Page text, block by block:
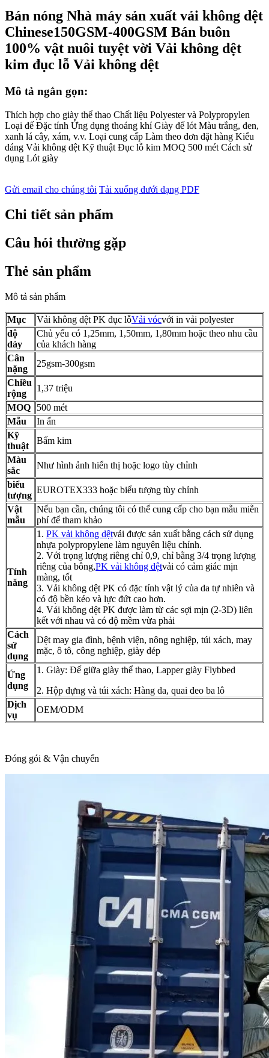
Bán nóng Nhà máy sản xuất vải không dệt
Chinese150GSM-400GSM Bán buôn
100% vật nuôi tuyệt vời Vải không dệt
kim đục lỗ Vải không dệt
Mô tả ngắn gọn:
Thích hợp cho giày thể thao Chất liệu Polyester và Polypropylen
Loại đế Đặc tính Ứng dụng thoáng khí Giày đế lót Màu trắng, đen,
xanh lá cây, xám, v.v. Loại cung cấp Làm theo đơn đặt hàng Kiểu
dáng Vải không dệt Kỹ thuật Đục lỗ kim MOQ 500 mét Cách sử
dụng Lót giày
Gửi email cho chúng tôi Tải xuống dưới dạng PDF
Chi tiết sản phẩm
Câu hỏi thường gặp
Thẻ sản phẩm
Mô tả sản phẩm
Mục Vải không dệt PK đục lỗVải vócvới in vải polyester
độ
dày
Chủ yếu có 1,25mm, 1,50mm, 1,80mm hoặc theo nhu cầu
của khách hàng
Cân
nặng
25gsm-300gsm
Chiều
rộng
1,37 triệu
MOQ
500 mét
Mẫu
In ấn
Kỹ
thuật
Bấm kim
Màu
sắc
Như hình ảnh hiển thị hoặc logo tùy chỉnh
biểu
tượng
EUROTEX333 hoặc biểu tượng tùy chỉnh
Vật
mẫu
Nếu bạn cần, chúng tôi có thể cung cấp cho bạn mẫu miễn
phí để tham khảo
Tính
năng
1. PK vải không dệtvải được sản xuất bằng cách sử dụng
nhựa polypropylene làm nguyên liệu chính.
2. Với trọng lượng riêng chỉ 0,9, chỉ bằng 3/4 trọng lượng
riêng của bông,PK vải không dệtvải có cảm giác mịn
màng, tốt
3. Vải không dệt PK có đặc tính vật lý của da tự nhiên và
có độ bền kéo và lực đứt cao hơn.
4. Vải không dệt PK được làm từ các sợi mịn (2-3D) liên
kết với nhau và có độ mềm vừa phải
Cách
sử
dụng
Dệt may gia đình, bệnh viện, nông nghiệp, túi xách, may
mặc, ô tô, công nghiệp, giày dép
Ứng
dụng
1. Giày: Đế giữa giày thể thao, Lapper giày Flybbed
2. Hộp đựng và túi xách: Hàng da, quai đeo ba lô
Dịch
vụ
OEM/ODM
Đóng gói & Vận chuyển